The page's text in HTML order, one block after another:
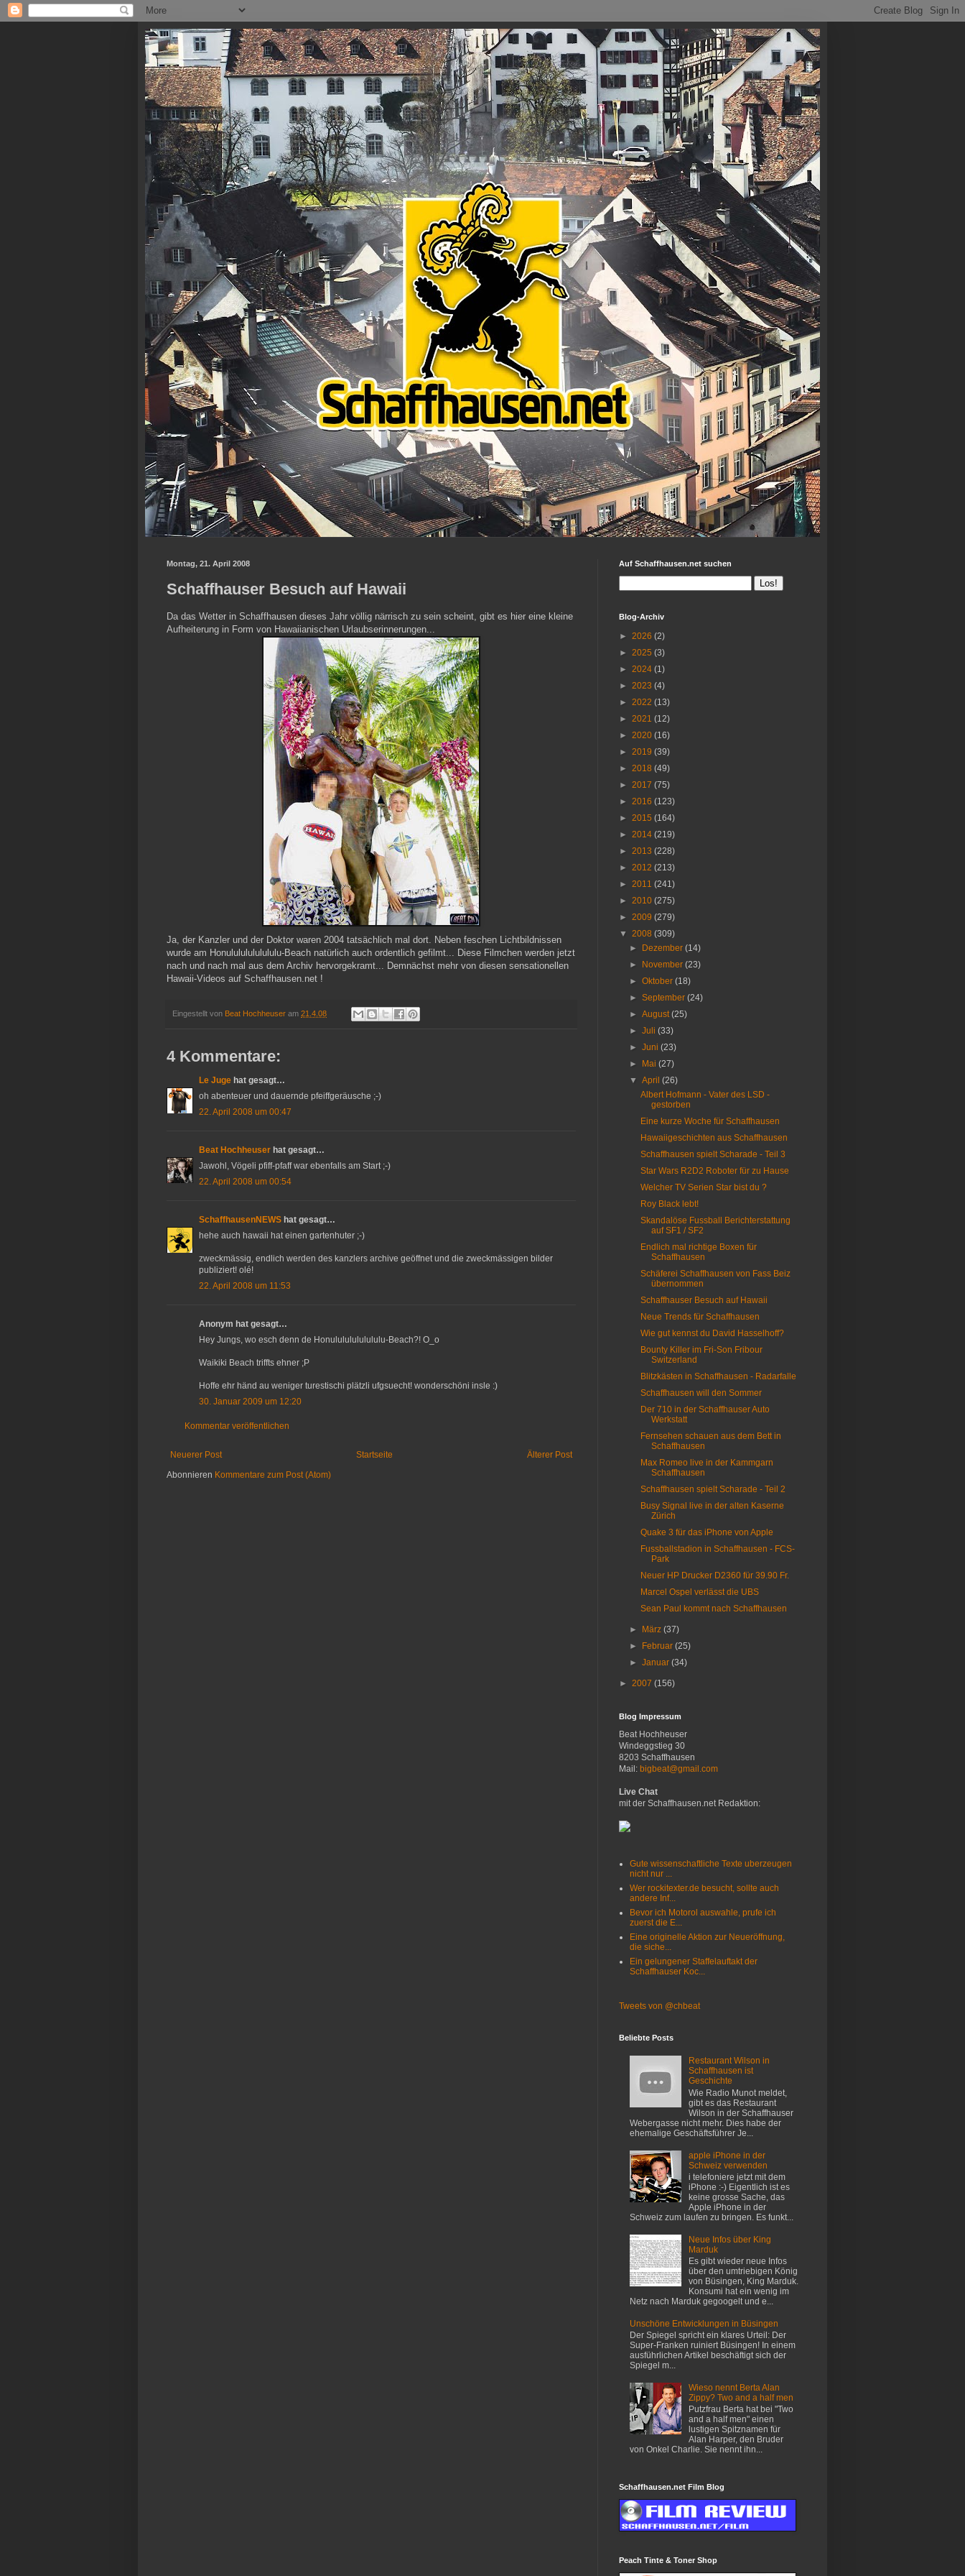
Montag, 21. April 2008
Schaffhauser Besuch auf Hawaii
Da das Wetter in Schaffhausen dieses Jahr völlig närrisch zu sein scheint, gibt es hier eine kleine
Aufheiterung in Form von Hawaiianischen Urlaubserinnerungen...
Ja, der Kanzler und der Doktor waren 2004 tatsächlich mal dort. Neben feschen Lichtbildnissen
wurde am Honulululululululu-Beach natürlich auch ordentlich gefilmt... Diese Filmchen werden jetzt
nach und nach mal aus dem Archiv hervorgekramt... Demnächst mehr von diesen sensationellen
Hawaii-Videos auf Schaffhausen.net !
Eingestellt von Beat Hochheuser am 21.4.08
4 Kommentare:
Le Juge hat gesagt…
oh abenteuer und dauernde pfeiffgeräusche ;-)
22. April 2008 um 00:47
Beat Hochheuser hat gesagt…
Jawohl, Vögeli pfiff-pfaff war ebenfalls am Start ;-)
22. April 2008 um 00:54
SchaffhausenNEWS hat gesagt…
hehe auch hawaii hat einen gartenhuter ;-)
zweckmässig, endlich werden des kanzlers archive geöffnet und die zweckmässigen bilder
publiziert! olé!
22. April 2008 um 11:53
Anonym hat gesagt…
Hey Jungs, wo esch denn de Honulululululululu-Beach?! O_o
Waikiki Beach triffts ehner ;P
Hoffe ehr händ au weniger turestischi plätzli ufgsuecht! wonderschöni insle :)
30. Januar 2009 um 12:20
Kommentar veröffentlichen
Neuerer Post Älterer Post
Startseite
Abonnieren Kommentare zum Post (Atom)
Auf Schaffhausen.net suchen
Blog-Archiv
► 2026 (2)
► 2025 (3)
► 2024 (1)
► 2023 (4)
► 2022 (13)
► 2021 (12)
► 2020 (16)
► 2019 (39)
► 2018 (49)
► 2017 (75)
► 2016 (123)
► 2015 (164)
► 2014 (219)
► 2013 (228)
► 2012 (213)
► 2011 (241)
► 2010 (275)
► 2009 (279)
▼ 2008 (309)
►
Dezember(14)
►
November(23)
►Oktober(18)
►September(24)
►August(25)
►Juli(33)
►Juni(23)
►
Mai(27)
▼April(26)
Albert Hofmann - Vater des LSD -
gestorben
Eine kurze Woche für Schaffhausen
Hawaiigeschichten aus Schaffhausen
Schaffhausen spielt Scharade - Teil 3
Star Wars R2D2 Roboter für zu Hause
Welcher TV Serien Star bist du ?
Roy Black lebt!
Skandalöse Fussball Berichterstattung
auf SF1 / SF2
Endlich mal richtige Boxen für
Schaffhausen
Schäferei Schaffhausen von Fass Beiz
übernommen
Schaffhauser Besuch auf Hawaii
Neue Trends für Schaffhausen
Wie gut kennst du David Hasselhoff?
Bounty Killer im Fri-Son Fribour
Switzerland
Blitzkästen in Schaffhausen - Radarfalle
Schaffhausen will den Sommer
Der 710 in der Schaffhauser Auto
Werkstatt
Fernsehen schauen aus dem Bett in
Schaffhausen
Max Romeo live in der Kammgarn
Schaffhausen
Schaffhausen spielt Scharade - Teil 2
Busy Signal live in der alten Kaserne
Zürich
Quake 3 für das iPhone von Apple
Fussballstadion in Schaffhausen - FCS-
Park
Neuer HP Drucker D2360 für 39.90 Fr.
Marcel Ospel verlässt die UBS
Sean Paul kommt nach Schaffhausen
► März(37)
►
Februar(25)
►Januar(34)
► 2007 (156)
Blog Impressum
Beat Hochheuser
Windeggstieg 30
8203 Schaffhausen
Mail: bigbeat@gmail.com
Live Chat
mit der Schaffhausen.net Redaktion:
Gute wissenschaftliche Texte uberzeugen
nicht nur ...
Wer rockitexter.de besucht, sollte auch
andere Inf...
Bevor ich Motorol auswahle, prufe ich
zuerst die E...
Eine originelle Aktion zur Neueröffnung,
die siche...
Ein gelungener Staffelauftakt der
Schaffhauser Koc...
Tweets von @chbeat
Beliebte Posts
Restaurant Wilson in
Schaffhausen ist
Geschichte
Wie Radio Munot meldet,
gibt es das Restaurant
Wilson in der Schaffhauser
Webergasse nicht mehr. Dies habe der
ehemalige Geschäftsführer Je...
apple iPhone in der
Schweiz verwenden
i telefoniere jetzt mit dem
iPhone :-) Eigentlich ist es
keine grosse Sache, das
Apple iPhone in der
Schweiz zum laufen zu bringen. Es funkt...
Neue Infos über King
Marduk
Es gibt wieder neue Infos
über den umtriebigen König
von Büsingen, King Marduk.
Konsumi hat ein wenig im
Netz nach Marduk gegoogelt und e...
Unschöne Entwicklungen in Büsingen
Der Spiegel spricht ein klares Urteil: Der
Super-Franken ruiniert Büsingen! In einem
ausführlichen Artikel beschäftigt sich der
Spiegel m...
Wieso nennt Berta Alan
Zippy? Two and a half men
Putzfrau Berta hat bei "Two
and a half men" einen
lustigen Spitznamen für
Alan Harper, den Bruder
von Onkel Charlie. Sie nennt ihn...
Schaffhausen.net Film Blog
Peach Tinte & Toner Shop